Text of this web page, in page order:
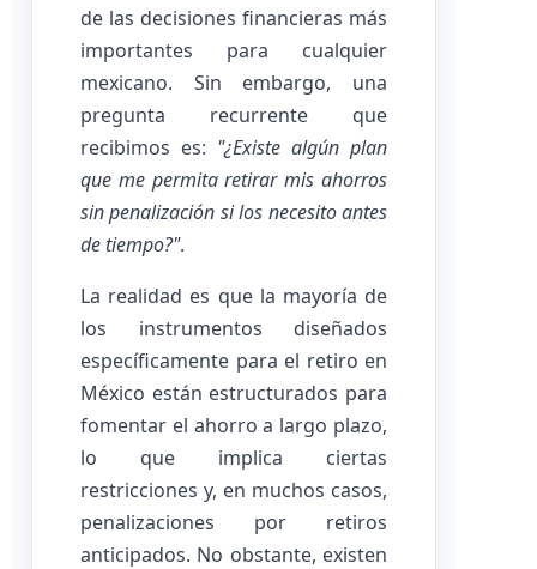
de las decisiones financieras más
importantes para cualquier
mexicano. Sin embargo, una
pregunta recurrente que
recibimos es: "¿Existe algún plan
que me permita retirar mis ahorros
sin penalización si los necesito antes
de tiempo?".
La realidad es que la mayoría de
los instrumentos diseñados
específicamente para el retiro en
México están estructurados para
fomentar el ahorro a largo plazo,
lo que implica ciertas
restricciones y, en muchos casos,
penalizaciones por retiros
anticipados. No obstante, existen